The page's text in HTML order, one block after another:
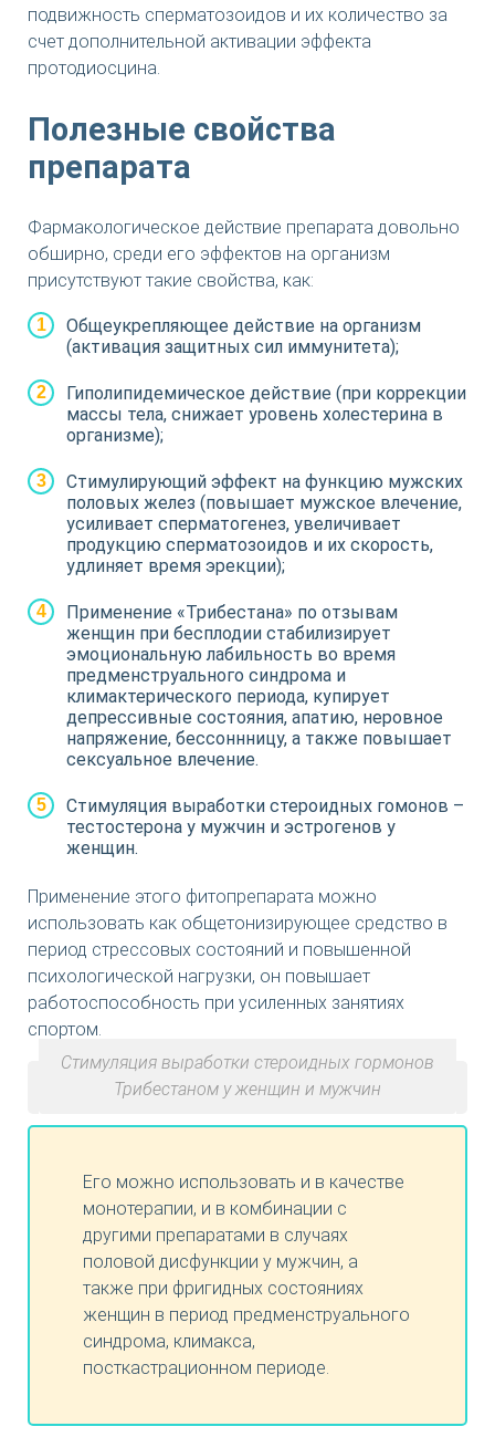
подвижность сперматозоидов и их количество за
счет дополнительной активации эффекта
протодиосцина.
Полезные свойства
препарата
Фармакологическое действие препарата довольно
обширно, среди его эффектов на организм
присутствуют такие свойства, как:
Общеукрепляющее действие на организм
(активация защитных сил иммунитета);
Гиполипидемическое действие (при коррекции
массы тела, снижает уровень холестерина в
организме);
Стимулирующий эффект на функцию мужских
половых желез (повышает мужское влечение,
усиливает сперматогенез, увеличивает
продукцию сперматозоидов и их скорость,
удлиняет время эрекции);
Применение «Трибестана» по отзывам
женщин при бесплодии стабилизирует
эмоциональную лабильность во время
предменструального синдрома и
климактерического периода, купирует
депрессивные состояния, апатию, неровное
напряжение, бессоннницу, а также повышает
сексуальное влечение.
Стимуляция выработки стероидных гомонов –
тестостерона у мужчин и эстрогенов у
женщин.
Применение этого фитопрепарата можно
использовать как общетонизирующее средство в
период стрессовых состояний и повышенной
психологической нагрузки, он повышает
работоспособность при усиленных занятиях
спортом.
Стимуляция выработки стероидных гормонов
Трибестаном у женщин и мужчин
Его можно использовать и в качестве
монотерапии, и в комбинации с
другими препаратами в случаях
половой дисфункции у мужчин, а
также при фригидных состояниях
женщин в период предменструального
синдрома, климакса,
посткастрационном периоде.